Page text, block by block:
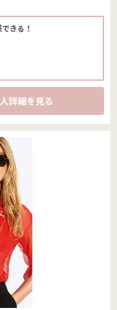
きる！
詳細を見る